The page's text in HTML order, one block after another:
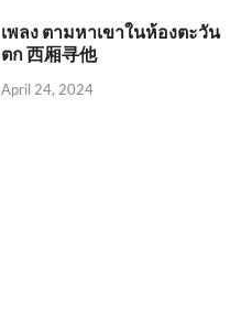
เพลง ตามหาเขาในห้องตะวัน
ตก 西厢寻他
April 24, 2024